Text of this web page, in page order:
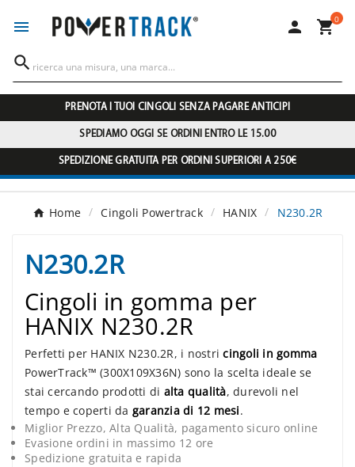
  0

PRENOTA I TUOI CINGOLI SENZA PAGARE ANTICIPI
SPEDIAMO OGGI SE ORDINI ENTRO LE 15.00
SPEDIZIONE GRATUITA PER ORDINI SUPERIORI A 250€
Home Cingoli Powertrack HANIX N230.2R
N230.2R
Cingoli in gomma per
HANIX N230.2R
Perfetti per HANIX N230.2R, i nostricingoli in gomma
PowerTrack™ (300X109X36N) sono la scelta ideale se
stai cercando prodotti di alta qualità, durevoli nel
tempo e coperti da garanzia di 12 mesi.
Miglior Prezzo, Alta Qualità, pagamento sicuro online
Evasione ordini in massimo 12 ore
Spedizione gratuita e rapida